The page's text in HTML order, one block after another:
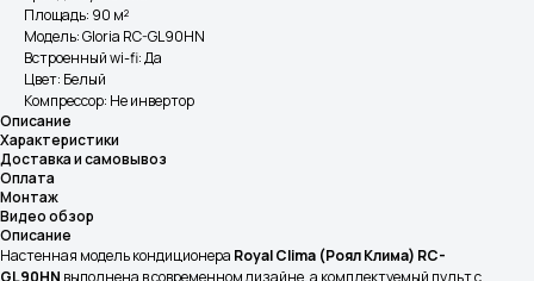
Площадь: 90 м²
Модель: Gloria RC-GL90HN
Встроенный wi-fi: Да
Цвет: Белый
Компрессор: Не инвертор
Описание
Характеристики
Доставка и самовывоз
Оплата
Монтаж
Видео обзор
Описание
Настенная модель кондиционера Royal Clima (Роял Клима) RC-
GL90HN выполнена в современном дизайне, а комплектуемый пульт с